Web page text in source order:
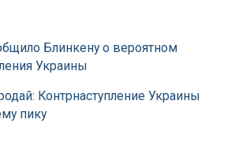
Блинкену о вероятном
Украины
Контрнаступление Украины
пику